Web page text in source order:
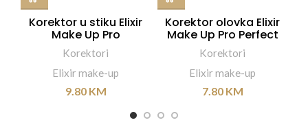
Korektor u stiku Elixir
Make Up Pro
Champagne 5 g –
#146
Korektori
Elixir make-up
9.80 KM
Korektor olovka Elixir
Make Up Pro Perfect
Honey 2,5 g – #486
Korektori
Elixir make-up
7.80 KM